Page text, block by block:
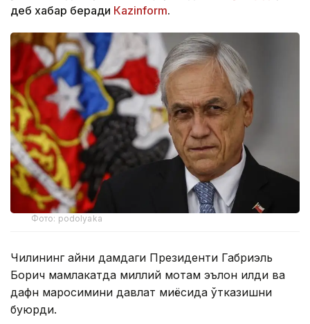
деб хабар беради Каzinform.
Фото: podolyaka
Чилининг айни дамдаги Президенти Габриэль
Борич мамлакатда миллий мотам эълон қилди ва
дафн маросимини давлат миқёсида ўтказишни
буюрди.